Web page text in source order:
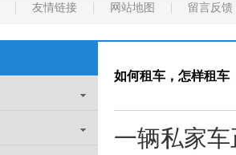
友情链接 网站地图 留言反馈
如何租车，怎样租车
一辆私家